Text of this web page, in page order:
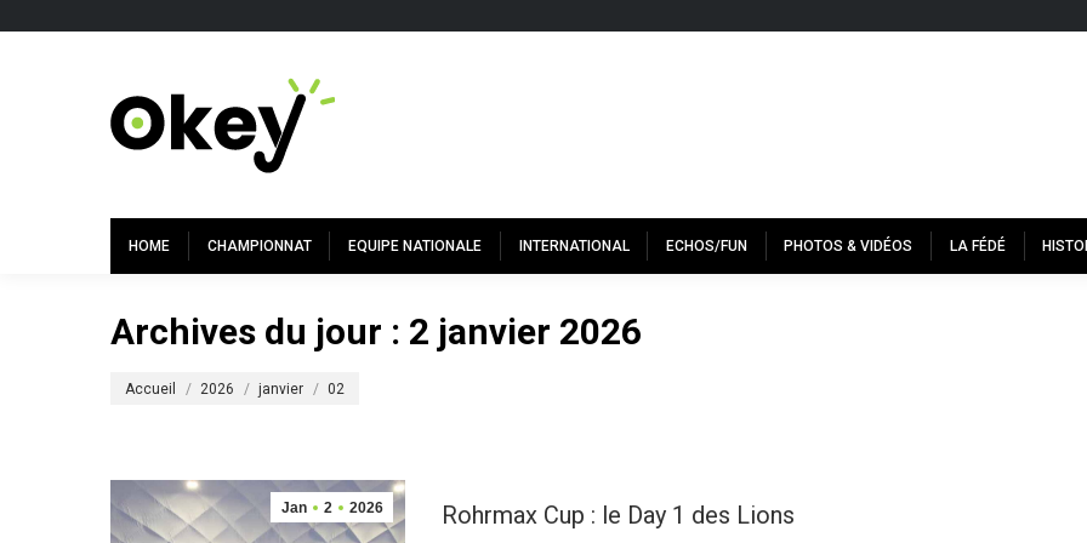
HOME CHAMPIONNAT EQUIPE NATIONALE INTERNATIONAL ECHOS/FUN PHOTOS & VIDÉOS LA FÉDÉ
Archives du jour : 2 janvier 2026
Accueil 2026 janvier 02
Jan 2 2026 Rohrmax Cup : le Day 1 des Lions